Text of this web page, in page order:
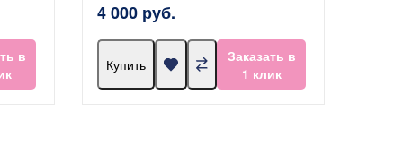
в
4 000 руб.
Купить
Заказать в
1 клик